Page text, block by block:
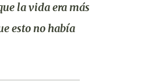
la vida era más
esto no había